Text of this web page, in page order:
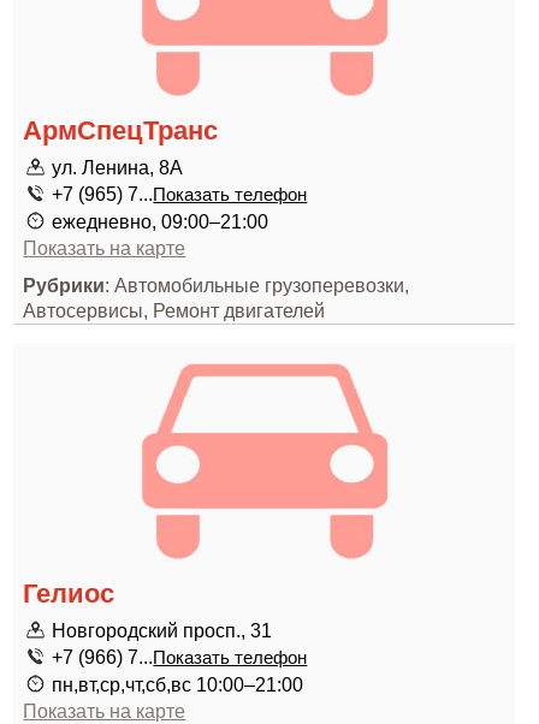
АрмСпецТранс
ул. Ленина, 8А
+7 (965) 7...Показать телефон
ежедневно, 09:00–21:00
Показать на карте
Рубрики: Автомобильные грузоперевозки,
Автосервисы, Ремонт двигателей
Гелиос
Новгородский просп., 31
+7 (966) 7...Показать телефон
пн,вт,ср,чт,сб,вс 10:00–21:00
Показать на карте